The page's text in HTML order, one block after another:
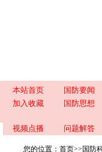
本站首页 国防要闻
加入收藏
国防思想
视频点播 问题解答
您的位置： 首页>> 国防